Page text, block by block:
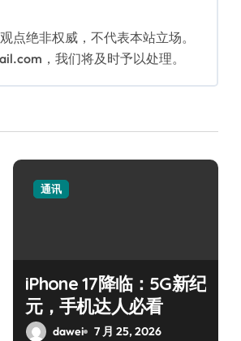
点绝非权威，不代表本站立场。
，我们将及时予以处理。
通讯
iPhone 17降临：5G新纪
元，手机达人必看
dawei 7 月 25, 2026